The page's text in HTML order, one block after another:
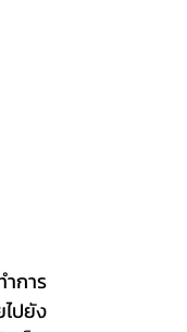
ปยัง